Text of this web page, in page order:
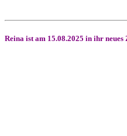
Reina ist am 15.08.2025 in ihr neues